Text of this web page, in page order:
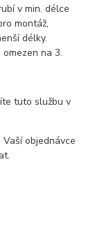
v min. délce
montáž,
délky.
na 3.
tuto službu v
objednávce